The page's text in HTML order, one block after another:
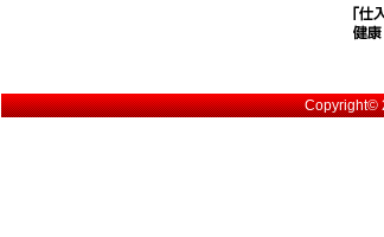
Copyright©